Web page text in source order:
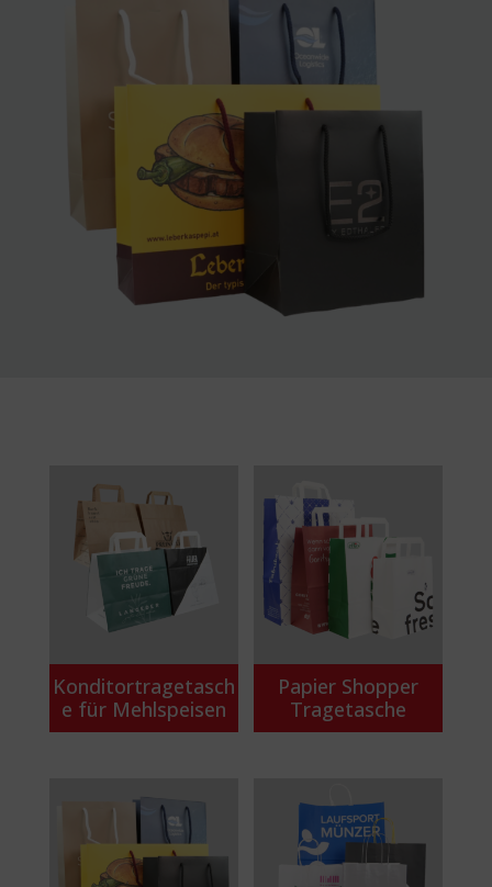
Konditortragetasch
e für Mehlspeisen
Papier Shopper
Tragetasche